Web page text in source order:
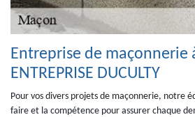
Entreprise de maçonnerie
ENTREPRISE DUCULTY
Pour vos divers projets de maçonnerie, notre
faire et la compétence pour assurer chaque